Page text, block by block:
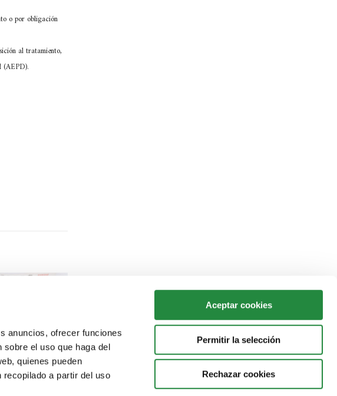
anuncios, ofrecer funciones
el uso que haga del
quienes pueden
a partir del uso
Aceptar cookies
Permitir la selección
Rechazar cookies
o por obligación
al tratamiento,
(AEPD).